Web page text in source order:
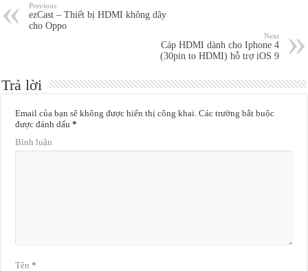
Previous
ezCast – Thiết bị HDMI không dây
cho Oppo
Next
Cáp HDMI dành cho Iphone 4
(30pin to HDMI) hỗ trợ iOS 9
Trả lời
Email của bạn sẽ không được hiển thị công khai. Các trường bắt buộc
được đánh dấu*
Bình luận
Tên*